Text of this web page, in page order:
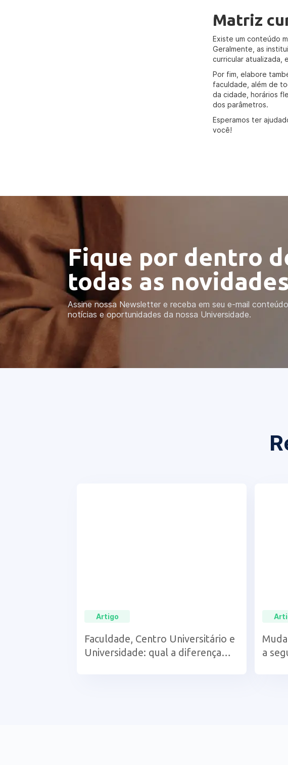
Matriz
Existe um conteúdo
Geralmente, as
curricular atualizada,
Por fim, elabore
faculdade, além de
da cidade, horários
dos parâmetros.
Esperamos ter
você!
Fique por dentro
todas as novidades
Assine nossa Newsletter e receba em seu e-mail
notícias e oportunidades da nossa Universidade.
Artigo
Faculdade, Centro Universitário e
Universidade: qual a diferença
a